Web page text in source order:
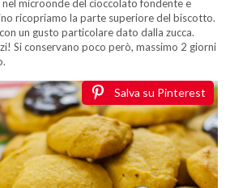
microonde del cioccolato fondente e
ricopriamo la parte superiore del biscotto.
un gusto particolare dato dalla zucca.
Si conservano poco però, massimo 2 giorni
Salva su Pinterest